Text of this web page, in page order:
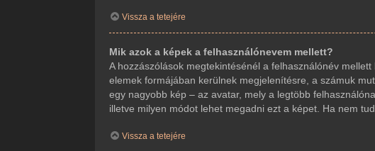
Vissza a tetejére
Mik azok a képek a felhasználónevem mellett?
A hozzászólások megtekintésénél a felhasználónév
elemek formájában kerülnek megjelenítésre, a számuk
egy nagyobb kép – az avatar, mely a legtöbb
illetve milyen módot lehet megadni ezt a képet. Ha nem
Vissza a tetejére